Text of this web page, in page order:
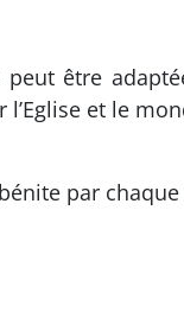
être
et le
par